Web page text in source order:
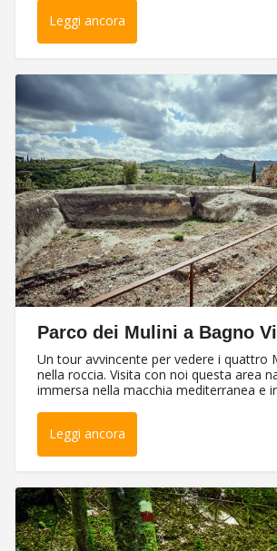
Leggi ancora
Parco dei Mulini a Bagno
Un tour avvincente per vedere i quattro
nella roccia. Visita con noi questa area
immersa nella macchia mediterranea e
Leggi ancora